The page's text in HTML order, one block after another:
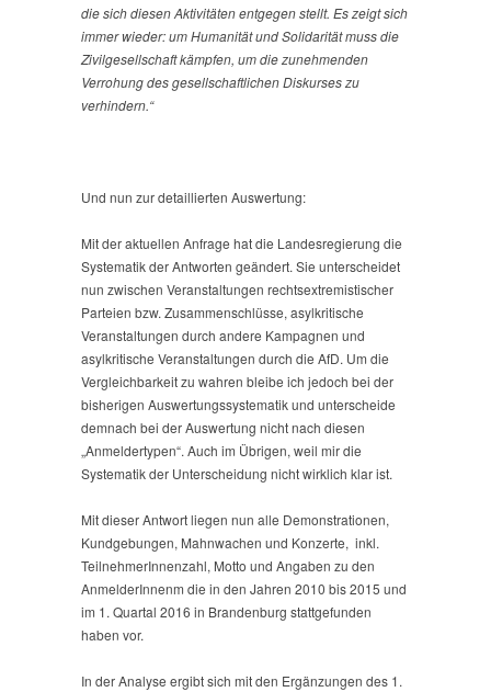
die sich diesen Aktivitäten entgegen stellt. Es zeigt sich
immer wieder: um Humanität und Solidarität muss die
Zivilgesellschaft kämpfen, um die zunehmenden
Verrohung des gesellschaftlichen Diskurses zu
verhindern.“
Und nun zur detaillierten Auswertung:
Mit der aktuellen Anfrage hat die Landesregierung die
Systematik der Antworten geändert. Sie unterscheidet
nun zwischen Veranstaltungen rechtsextremistischer
Parteien bzw. Zusammenschlüsse, asylkritische
Veranstaltungen durch andere Kampagnen und
asylkritische Veranstaltungen durch die AfD. Um die
Vergleichbarkeit zu wahren bleibe ich jedoch bei der
bisherigen Auswertungssystematik und unterscheide
demnach bei der Auswertung nicht nach diesen
„Anmeldertypen“. Auch im Übrigen, weil mir die
Systematik der Unterscheidung nicht wirklich klar ist.
Mit dieser Antwort liegen nun alle Demonstrationen,
Kundgebungen, Mahnwachen und Konzerte, inkl.
TeilnehmerInnenzahl, Motto und Angaben zu den
AnmelderInnenm die in den Jahren 2010 bis 2015 und
im 1. Quartal 2016 in Brandenburg stattgefunden
haben vor.
In der Analyse ergibt sich mit den Ergänzungen des 1.